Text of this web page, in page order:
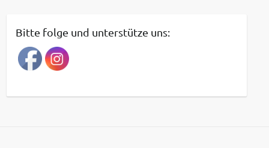
r
a
g
a
Bitte folge und unterstütze uns: